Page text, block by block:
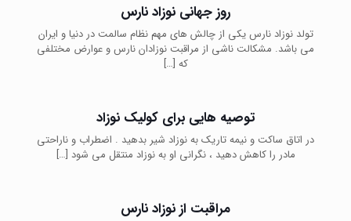
روز جهانی نوزاد نارس
تولد نوزاد نارس یکی از چالش های مهم نظام سالمت در دنیا و ایران
می باشد. مشکالت ناشی از مراقبت نوزادان نارس و عوارض مختلفی
که […]
توصیه هایی برای کولیک نوزاد
در اتاق ساکت و نیمه تاریک به نوزاد شیر بدهید . اضطراب و ناراحتی
مادر را کاهش دهید ، نگرانی او به نوزاد منتقل می شود […]
مراقبت از نوزاد نارس